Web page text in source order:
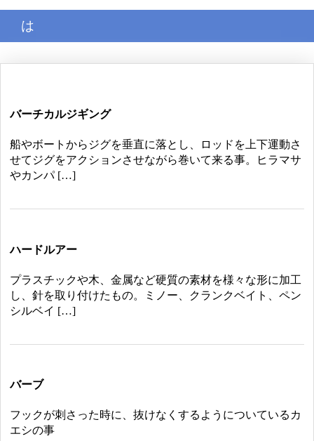
は
バーチカルジギング
船やボートからジグを垂直に落とし、ロッドを上下運動さ
せてジグをアクションさせながら巻いて来る事。ヒラマサ
やカンパ […]
ハードルアー
プラスチックや木、金属など硬質の素材を様々な形に加工
し、針を取り付けたもの。ミノー、クランクベイト、ペン
シルベイ […]
バーブ
フックが刺さった時に、抜けなくするようについているカ
エシの事